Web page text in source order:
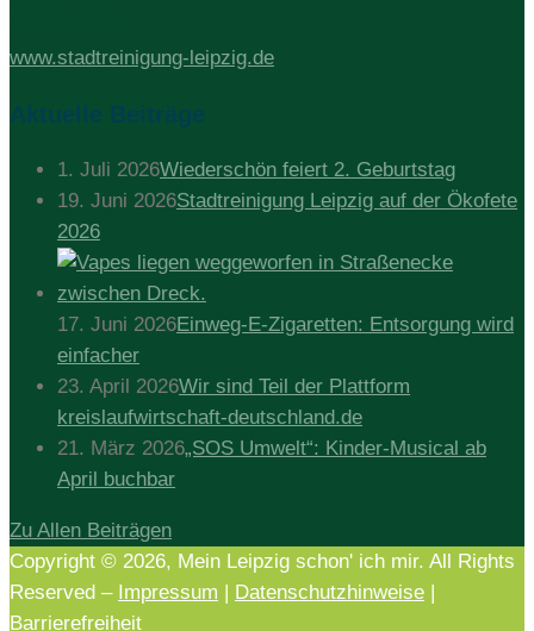
www.stadtreinigung-leipzig.de
Aktuelle Beiträge
1. Juli 2026Wiederschön feiert 2. Geburtstag
19. Juni 2026Stadtreinigung Leipzig auf der Ökofete
2026
17. Juni 2026Einweg-E-Zigaretten: Entsorgung wird
einfacher
23. April 2026Wir sind Teil der Plattform
kreislaufwirtschaft-deutschland.de
21. März 2026„SOS Umwelt“: Kinder-Musical ab
April buchbar
Zu Allen Beiträgen
Copyright © 2026, Mein Leipzig schon' ich mir. All Rights
Reserved – Impressum Datenschutzhinweise
Barrierefreiheit